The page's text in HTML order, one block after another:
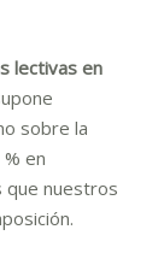
lectivas en
sobre la
en
que nuestros